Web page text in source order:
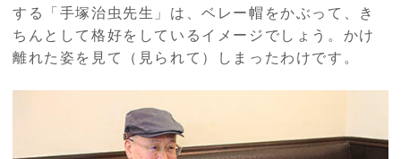
する「手塚治虫先生」は、ベレー帽をかぶって、き
ちんとして格好をしているイメージでしょう。かけ
離れた姿を見て（見られて）しまったわけです。